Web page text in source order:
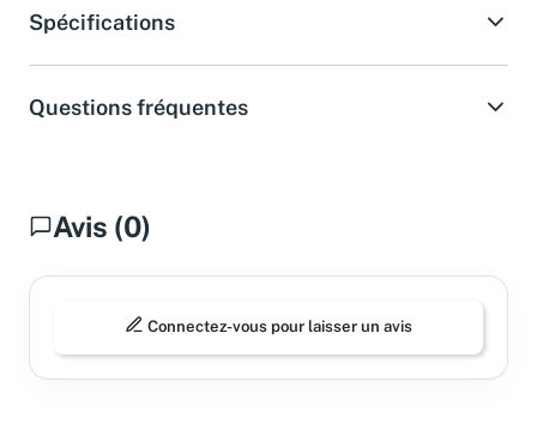
Spécifications
Questions fréquentes
Avis (0)
Connectez-vous pour laisser un avis